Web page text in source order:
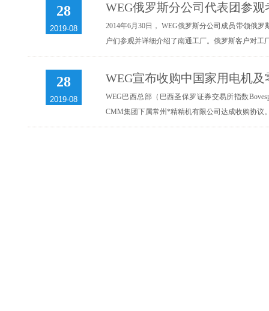
28
2019-08
WEG俄罗斯分公司代表团参
2014年6月30日， WEG俄罗斯分公司成员带领俄
户们参观并详细介绍了南通工厂。俄罗斯客户对
28
2019-08
WEG宣布收购中国家用电机
WEG巴西总部（巴西圣保罗证券交易所指数
CMM集团下属常州*精精机有限公司达成收购协议